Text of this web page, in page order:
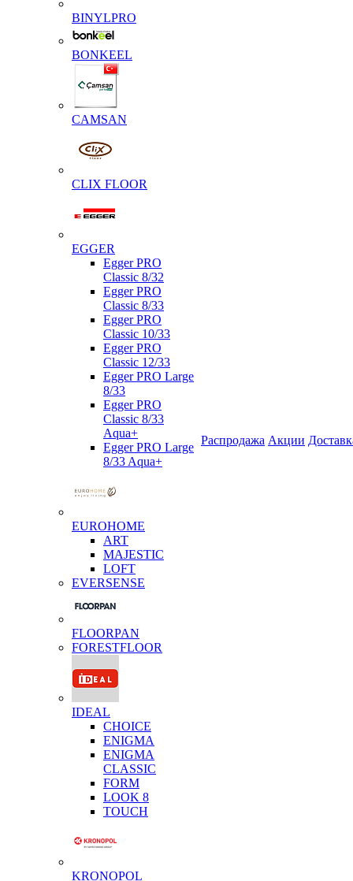
BINYLPRO
BONKEEL
CAMSAN
CLIX FLOOR
EGGER
Egger PRO
Classic 8/32
Egger PRO
Classic 8/33
Egger PRO
Classic 10/33
Egger PRO
Classic 12/33
Egger PRO Large
8/33
Egger PRO
Classic 8/33
Aqua+
Egger PRO Large
8/33 Aqua+
EUROHOME
ART
MAJESTIC
LOFT
EVERSENSE
FLOORPAN
FORESTFLOOR
IDEAL
CHOICE
ENIGMA
ENIGMA
CLASSIC
FORM
LOOK 8
TOUCH
KRONOPOL
Распродажа Акции